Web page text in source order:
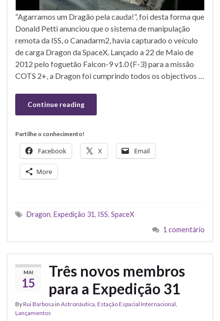
“Agarramos um Dragão pela cauda!”, foi desta forma que
Donald Petti anunciou que o sistema de manipulação
remota da ISS, o Canadarm2, havia capturado o veículo
de carga Dragon da SpaceX. Lançado a 22 de Maio de
2012 pelo foguetão Falcon-9 v1.0 (F-3) para a missão
COTS 2+, a Dragon foi cumprindo todos os objectivos …
Continue reading
Partilhe o conhecimento!
Facebook X Email
More
Dragon, Expedição 31, ISS, SpaceX
1 comentário
MAI
15
Três novos membros
para a Expedição 31
ByRui Barbosa in Astronáutica, Estação Espacial Internacional,
Lançamentos